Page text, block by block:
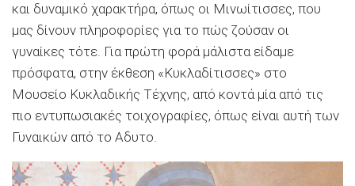
και δυναμικό χαρακτήρα, όπως οι Μινωίτισσες, που
μας δίνουν πληροφορίες για το πώς ζούσαν οι
γυναίκες τότε. Για πρώτη φορά μάλιστα είδαμε
πρόσφατα, στην έκθεση «Κυκλαδίτισσες» στο
Μουσείο Κυκλαδικής Τέχνης, από κοντά μία από τις
πιο εντυπωσιακές τοιχογραφίες, όπως είναι αυτή των
Γυναικών από το Αδυτο.